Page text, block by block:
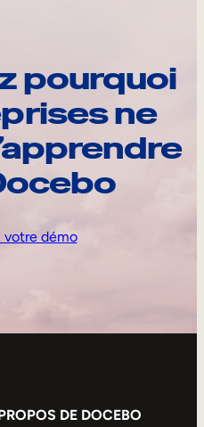
pourquoi
ne
votre démo
DE DOCEBO